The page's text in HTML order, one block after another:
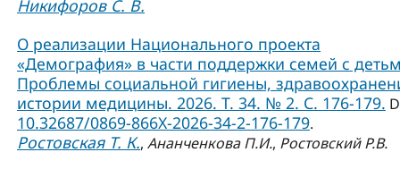
Никифоров С. В.
О реализации Национального проекта
«Демография» в части поддержки семей с
Проблемы социальной гигиены,
истории медицины. 2026. Т. 34. № 2. С. 176-179.
10.32687/0869-866X-2026-34-2-176-179.
Ростовская Т. К., Ананченкова П.И., Ростовский Р.В.